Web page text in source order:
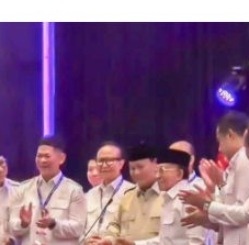
Diluncurkan Untuk